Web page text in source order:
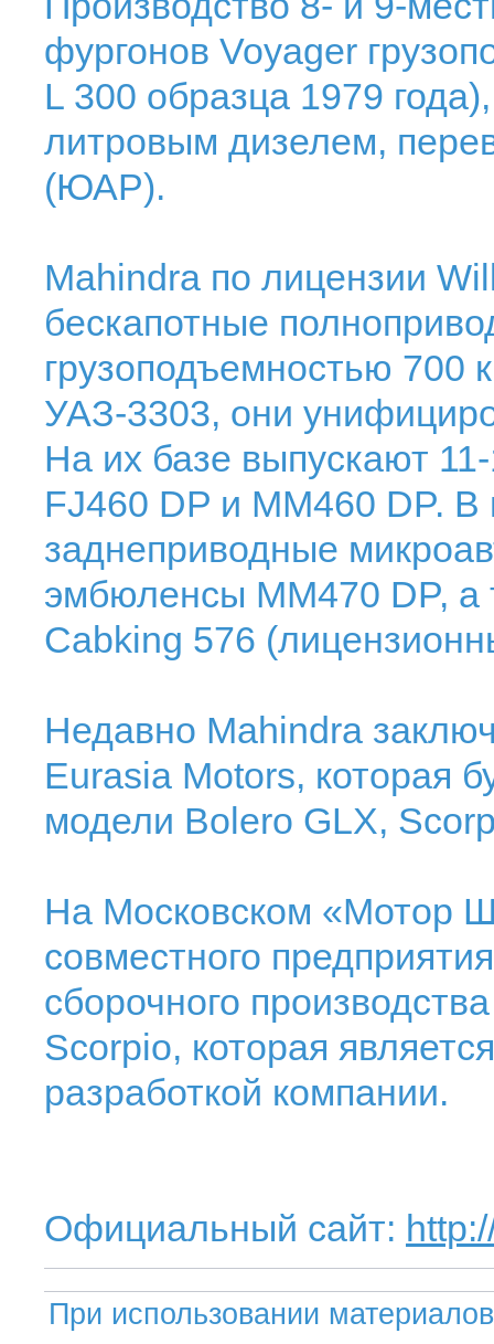
фургонов Voyager
L 300 образца 1979
литровым дизелем,
(ЮАР).
Mahindra по лицензии
бескапотные
грузоподъемностью 700
УАЗ-3303, они
На их базе выпускают
FJ460 DP и MM460 DP.
заднеприводные
эмбюленсы MM470 DP, а
Cabking 576
Недавно Mahindra
Eurasia Motors, которая
модели Bolero GLX,
На Московском «Мотор
совместного
сборочного
Scorpio, которая
разработкой компании.
Официальный сайт:
При использовании